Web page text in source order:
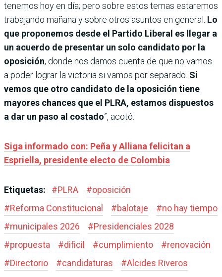
tenemos hoy en día; pero sobre estos temas estaremos
trabajando mañana y sobre otros asuntos en general. Lo
que proponemos desde el Partido Liberal es llegar a
un acuerdo de presentar un solo candidato por la
oposición, donde nos damos cuenta de que no vamos
a poder lograr la victoria si vamos por separado. Si
vemos que otro candidato de la oposición tiene
mayores chances que el PLRA, estamos dispuestos
a dar un paso al costado”, acotó.
Siga informado con: Peña y Alliana felicitan a
Espriella, presidente electo de Colombia
Etiquetas: #PLRA #oposición
#Reforma Constitucional #balotaje #no hay tiempo
#municipales 2026 #Presidenciales 2028
#propuesta #dificil #cumplimiento #renovación
#Directorio #candidaturas #Alcides Riveros